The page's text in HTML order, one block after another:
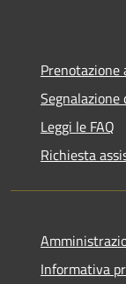
Segnalazione
Leggi le FAQ
Richiesta
Informativa